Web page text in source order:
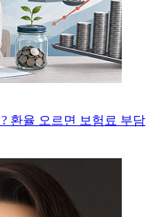
환율 오르면 보험료 부담